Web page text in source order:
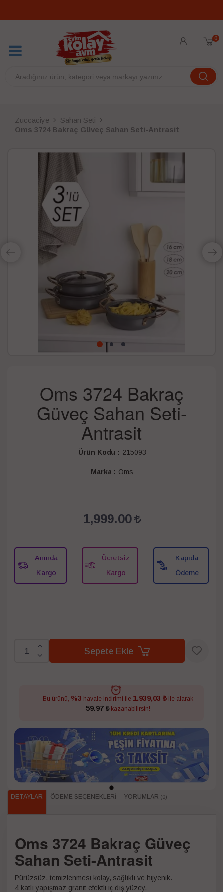
0
Züccaciye
Sahan Seti
Oms 3724 Bakraç Güveç Sahan Seti-Antrasit
Oms 3724 Bakraç
Güveç Sahan Seti-
Antrasit
Ürün Kodu : 215093
Marka : Oms
1,999.00
Anında
Kargo
Ücretsiz
Kargo
Kapıda
Ödeme
Sepete Ekle
Bu ürünü, %3 havale indirimi ile 1.939,03 ₺ile alarak
59.97 ₺kazanabilirsin!
DETAYLAR ÖDEME SEÇENEKLERI YORUMLAR (0)
Oms 3724 Bakraç Güveç
Sahan Seti-Antrasit
Pürüzsüz, temizlenmesi kolay, sağlıklı ve hijyenik.
4 katlı yapışmaz granit efektli iç dış yüzey.